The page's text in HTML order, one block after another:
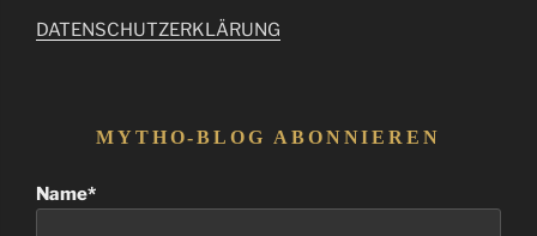
DATENSCHUTZERKLÄRUNG
MYTHO-BLOG ABONNIEREN
Name*